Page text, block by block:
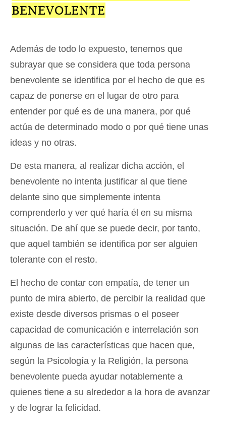
BENEVOLENTE
Además de todo lo expuesto, tenemos que
subrayar que se considera que toda persona
benevolente se identifica por el hecho de que es
capaz de ponerse en el lugar de otro para
entender por qué es de una manera, por qué
actúa de determinado modo o por qué tiene unas
ideas y no otras.
De esta manera, al realizar dicha acción, el
benevolente no intenta justificar al que tiene
delante sino que simplemente intenta
comprenderlo y ver qué haría él en su misma
situación. De ahí que se puede decir, por tanto,
que aquel también se identifica por ser alguien
tolerante con el resto.
El hecho de contar con empatía, de tener un
punto de mira abierto, de percibir la realidad que
existe desde diversos prismas o el poseer
capacidad de comunicación e interrelación son
algunas de las características que hacen que,
según la Psicología y la Religión, la persona
benevolente pueda ayudar notablemente a
quienes tiene a su alrededor a la hora de avanzar
y de lograr la felicidad.